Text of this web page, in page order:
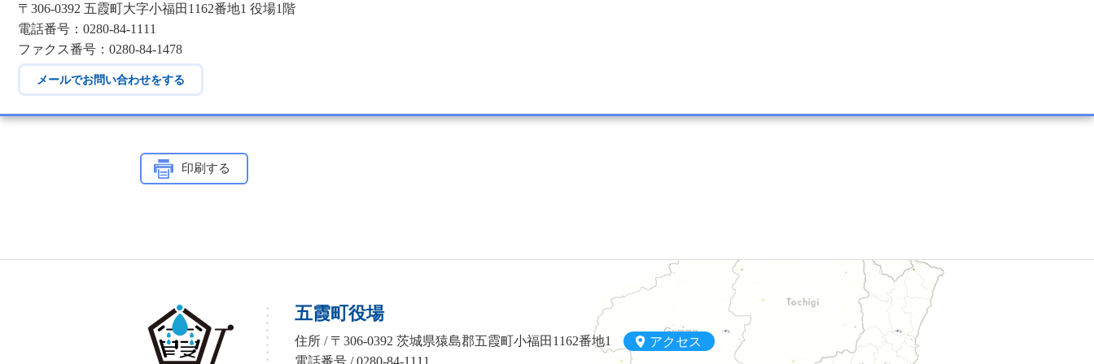
〒306-0392 五霞町大字小福田1162番地1 役場1階
電話番号：0280-84-1111
ファクス番号：0280-84-1478
メールでお問い合わせをする
印刷する
GOKA TOWN
五霞町役場
住所 / 〒306-0392 茨城県猿島郡五霞町小福田1162番地1
アクセス
電話番号 / 0280-84-1111